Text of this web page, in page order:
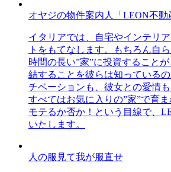
オヤジの物件案内人「LEON不動
イタリアでは、自宅やインテリ
トをもてなします。もちろん自
時間の長い”家”に投資すること
結することを彼らは知っている
チベーションも、彼女との愛情も
すべてはお気に入りの”家”で育
モテるか否か！という目線で、
いたします。
人の服見て我が服直せ